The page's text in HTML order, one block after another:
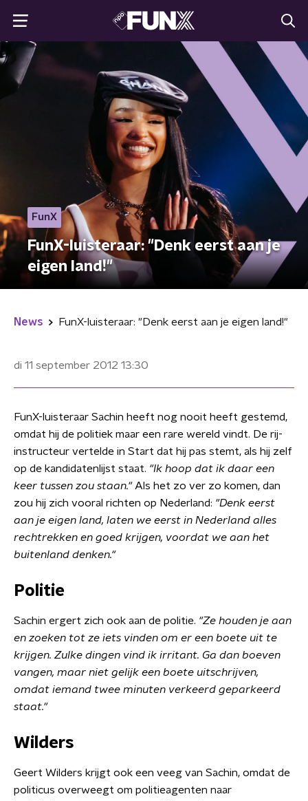
FunX
FunX-luisteraar: "Denk eerst aan je
eigen land!"
News FunX-luisteraar: "Denk eerst aan je eigen land!"
di 11 september 2012 13:30
FunX-luisteraar Sachin heeft nog nooit heeft gestemd,
omdat hij de politiek maar een rare wereld vindt. De rij-
instructeur vertelde in Start dat hij pas stemt, als hij zelf
op de kandidatenlijst staat. "Ik hoop dat ik daar een
keer tussen zou staan."Als het zo ver zo komen, dan
zou hij zich vooral richten op Nederland: "Denk eerst
aan je eigen land, laten we eerst in Nederland alles
rechtrekken en goed krijgen, voordat we aan het
buitenland denken."
Politie
Sachin ergert zich ook aan de politie. "Ze houden je aan
en zoeken tot ze iets vinden om er een boete uit te
krijgen. Zulke dingen vind ik irritant. Ga dan boeven
vangen, maar niet gelijk een boete uitschrijven,
omdat iemand twee minuten verkeerd geparkeerd
staat."
Wilders
Geert Wilders krijgt ook een veeg van Sachin, omdat de
politicus overweegt om politieagenten naar